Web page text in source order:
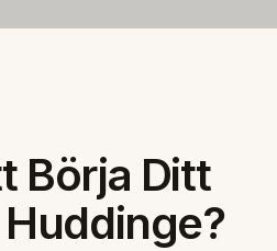
Börja Ditt